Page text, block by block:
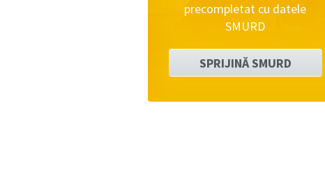
precompletat cu datele
SMURD
SPRIJINĂ SMURD